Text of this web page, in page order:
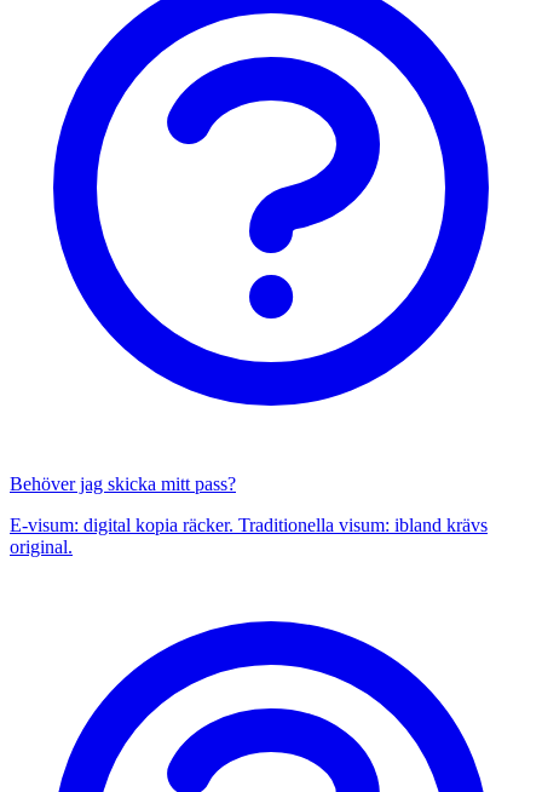
Behöver jag skicka mitt pass?
E-visum: digital kopia räcker. Traditionella visum: ibland krävs
original.